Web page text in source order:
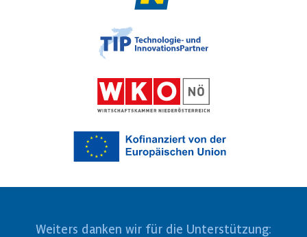
Weiters danken wir für die Unterstützung: